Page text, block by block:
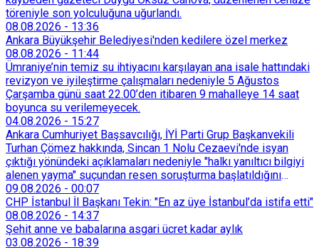
töreniyle son yolculuğuna uğurlandı.
08.08.2026 - 13:36
Ankara Büyükşehir Belediyesi'nden kedilere özel merkez
08.08.2026 - 11:44
Ümraniye’nin temiz su ihtiyacını karşılayan ana isale hattındaki
revizyon ve iyileştirme çalışmaları nedeniyle 5 Ağustos
Çarşamba günü saat 22.00’den itibaren 9 mahalleye 14 saat
boyunca su verilemeyecek.
04.08.2026 - 15:27
Ankara Cumhuriyet Başsavcılığı, İYİ Parti Grup Başkanvekili
Turhan Çömez hakkında, Sincan 1 Nolu Cezaevi'nde isyan
çıktığı yönündeki açıklamaları nedeniyle "halkı yanıltıcı bilgiyi
alenen yayma" suçundan resen soruşturma başlatıldığını
duyurdu.
09.08.2026 - 00:07
CHP İstanbul İl Başkanı Tekin: "En az üye İstanbul’da istifa etti"
08.08.2026 - 14:37
Şehit anne ve babalarına asgari ücret kadar aylık
03.08.2026 - 18:39